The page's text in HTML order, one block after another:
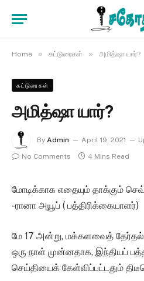
Home » கட்டுரைகள் » அமித்ஷா யார்?
கட்டுரைகள்
அமித்ஷா யார்?
By Admin April 19, 2021
No Comments
4 Mins Read
மோடிக்காக எதையும் தாக்கும்
-ரானா அயூப் ( பத்திரிக்கையாளர்)
மே 17 அன்று, மக்களவைத்
ஒரு நாள் முன்னதாக, இந்தியப்
செய்தியைக் கேள்விப்பட்டதும்